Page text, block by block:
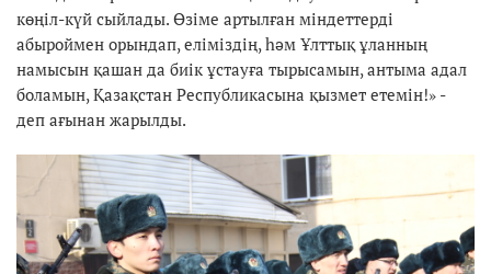
көңіл-күй сыйлады. Өзіме артылған міндеттерді
абыроймен орындап, еліміздің, һәм Ұлттық ұланның
намысын қашан да биік ұстауға тырысамын, антыма адал
боламын, Қазақстан Республикасына қызмет етемін!» -
деп ағынан жарылды.